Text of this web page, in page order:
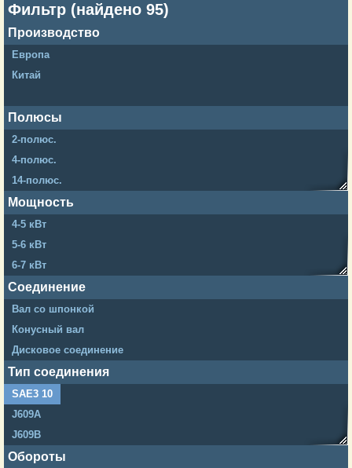
Фильтр (найдено 95)
Производство
Европа
Китай
Полюсы
2-полюс.
4-полюс.
14-полюс.
20-полюс.
24-полюс.
Мощность
4-5 кВт
5-6 кВт
6-7 кВт
7-8 кВт
9-10 кВт
12-15 кВт
20-25 кВт
30-40 кВт
50-60 кВт
70-90 кВт
100-150 кВт
Соединение
Вал со шпонкой
Конусный вал
Дисковое соединение
Тип соединения
SAE3 10
J609A
J609B
B3/B14
Обороты